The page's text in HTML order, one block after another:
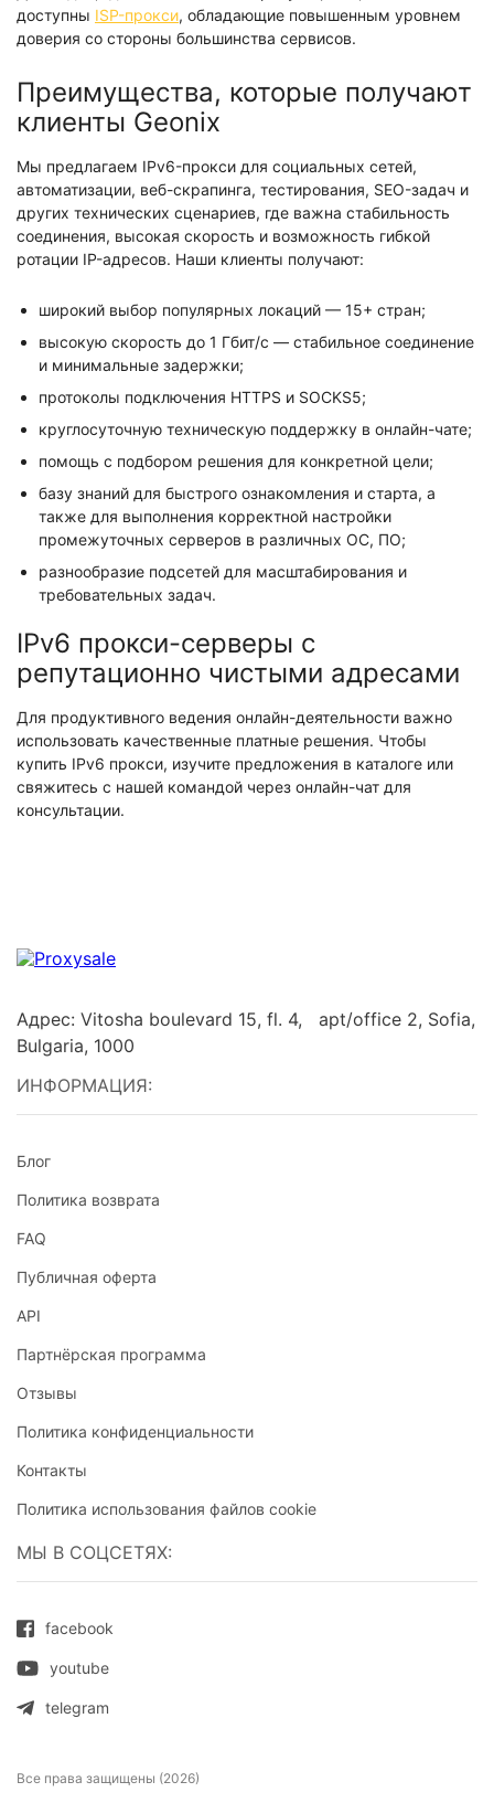
доступны ISP-прокси, обладающие повышенным уровнем
доверия со стороны большинства сервисов.
Преимущества, которые получают
клиенты Geonix
Мы предлагаем IPv6-прокси для социальных сетей,
автоматизации, веб-скрапинга, тестирования, SEO-задач и
других технических сценариев, где важна стабильность
соединения, высокая скорость и возможность гибкой
ротации IP-адресов. Наши клиенты получают:
широкий выбор популярных локаций — 15+ стран;
высокую скорость до 1 Гбит/с — стабильное соединение
и минимальные задержки;
протоколы подключения HTTPS и SOCKS5;
круглосуточную техническую поддержку в онлайн-чате;
помощь с подбором решения для конкретной цели;
базу знаний для быстрого ознакомления и старта, а
также для выполнения корректной настройки
промежуточных серверов в различных ОС, ПО;
разнообразие подсетей для масштабирования и
требовательных задач.
IPv6 прокси-серверы с
репутационно чистыми адресами
Для продуктивного ведения онлайн-деятельности важно
использовать качественные платные решения. Чтобы
купить IPv6 прокси, изучите предложения в каталоге или
свяжитесь с нашей командой через онлайн-чат для
консультации.
Адрес: Vitosha boulevard 15, fl. 4, apt/office 2, Sofia,
Bulgaria, 1000
ИНФОРМАЦИЯ:
Блог
Политика возврата
FAQ
Публичная оферта
API
Партнёрская программа
Отзывы
Политика конфиденциальности
Контакты
Политика использования файлов cookie
МЫ В СОЦСЕТЯХ:
facebook
youtube
telegram
Все права защищены (2026)